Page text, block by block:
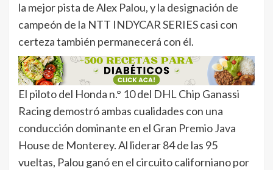
la mejor pista de Alex Palou, y la designación de
campeón de la NTT INDYCAR SERIES casi con
certeza también permanecerá con él.
El piloto del Honda n.° 10 del DHL Chip Ganassi
Racing demostró ambas cualidades con una
conducción dominante en el Gran Premio Java
House de Monterey. Al liderar 84 de las 95
vueltas, Palou ganó en el circuito californiano por